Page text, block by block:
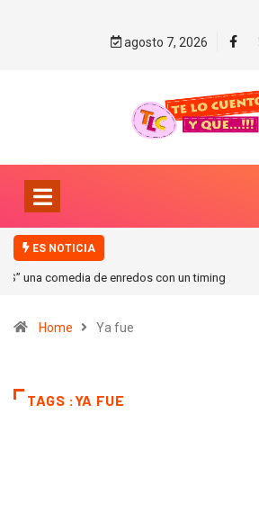
agosto 7, 2026
ES NOTICIA
“ICONIC WINTER” nuevas colecciones en
Home Ya fue
TAGS :YA FUE